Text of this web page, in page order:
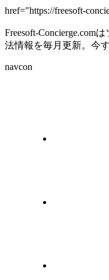
href="https://freesoft-
Freesoft-Concierge.com
法情報を毎月更新。今
navcon